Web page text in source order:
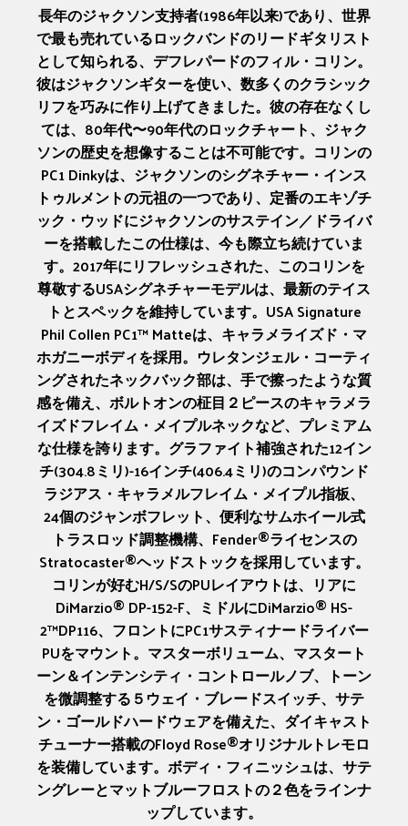
長年のジャクソン支持者(1986年以来)であり、世界
で最も売れているロックバンドのリードギタリスト
として知られる、デフレパードのフィル・コリン。
彼はジャクソンギターを使い、数多くのクラシック
リフを巧みに作り上げてきました。彼の存在なくし
ては、80年代〜90年代のロックチャート、ジャク
ソンの歴史を想像することは不可能です。コリンの
PC1 Dinkyは、ジャクソンのシグネチャー・インス
トゥルメントの元祖の一つであり、定番のエキゾチ
ック・ウッドにジャクソンのサステイン／ドライバ
ーを搭載したこの仕様は、今も際立ち続けていま
す。2017年にリフレッシュされた、このコリンを
尊敬するUSAシグネチャーモデルは、最新のテイス
トとスペックを維持しています。USA Signature
Phil Collen PC1™ Matteは、キャラメライズド・マ
ホガニーボディを採用。ウレタンジェル・コーティ
ングされたネックバック部は、手で擦ったような質
感を備え、ボルトオンの柾目２ピースのキャラメラ
イズドフレイム・メイプルネックなど、プレミアム
な仕様を誇ります。グラファイト補強された12イン
チ(304.8ミリ)-16インチ(406.4ミリ)のコンパウンド
ラジアス・キャラメルフレイム・メイプル指板、
24個のジャンボフレット、便利なサムホイール式
トラスロッド調整機構、Fender®ライセンスの
Stratocaster®ヘッドストックを採用しています。
コリンが好むH/S/SのPUレイアウトは、リアに
DiMarzio® DP-152-F、ミドルにDiMarzio® HS-
2™DP116、フロントにPC1サスティナードライバー
PUをマウント。マスターボリューム、マスタート
ーン＆インテンシティ・コントロールノブ、トーン
を微調整する５ウェイ・ブレードスイッチ、サテ
ン・ゴールドハードウェアを備えた、ダイキャスト
チューナー搭載のFloyd Rose®オリジナルトレモロ
を装備しています。ボディ・フィニッシュは、サテ
ングレーとマットブルーフロストの２色をラインナ
ップしています。